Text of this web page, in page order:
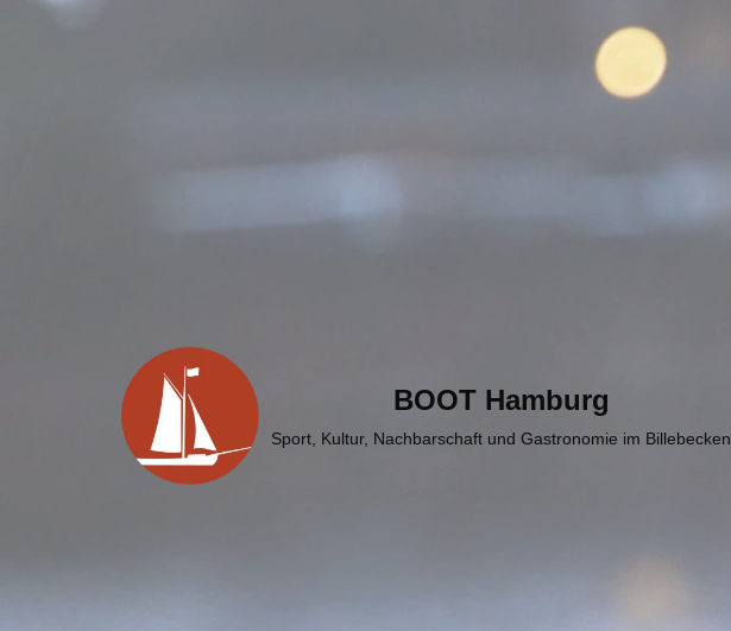
BOOT Hamburg
Sport, Kultur, Nachbarschaft und Gastronomie im Billebecken